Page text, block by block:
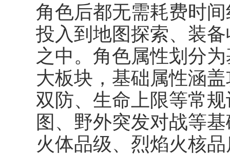
角色后都无需耗费时
投入到地图探索、装
之中。角色属性划分
大板块，基础属性涵
双防、生命上限等常
图、野外突发对战等
火体品级、烈焰火核